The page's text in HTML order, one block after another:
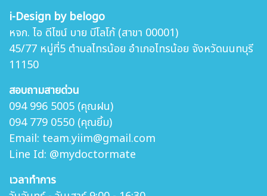
i-Design by belogo
หจก. ไอ ดีไซน์ บาย บีโลโก้ (สาขา 00001)
45/77 หมู่ที่5 ตำบลไทรน้อย อำเภอไทรน้อย จังหวัดนนทบุรี
11150
สอบถามสายด่วน
094 996 5005 (คุณฝน)
094 779 0550 (คุณยิ้ม)
Email: team.yiim@gmail.com
Line Id: @mydoctormate
เวลาทำการ